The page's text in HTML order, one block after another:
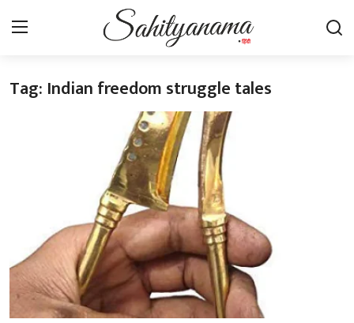
Login Register
कहानी
कविता
Tag: Indian freedom struggle tales